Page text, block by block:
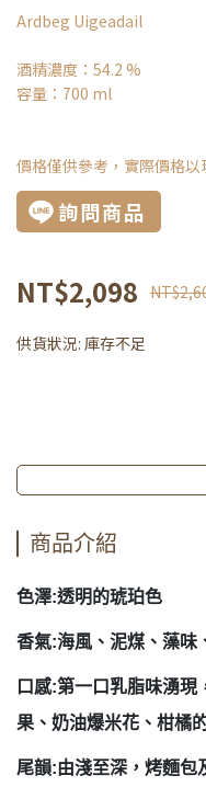
Ardbeg Uigeadail
酒精濃度：54.2 %
容量：700 ml
價格僅供參考，實際價格以
詢問商品
NT$2,098
供貨狀況: 庫存不足
商品介紹
色澤:透明的琥珀色
香氣:海風、泥煤、藻味
口感:第一口乳脂味湧
果、奶油爆米花、柑橘
尾韻:由淺至深，烤麵包